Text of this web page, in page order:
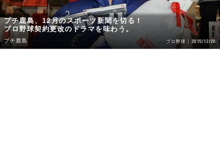
プチ鹿島、12月のスポーツ新聞を切る！
プロ野球契約更改のドラマを味わう。
プチ鹿島 プロ野球 2015/12/28